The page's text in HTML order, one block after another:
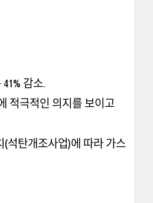
감소.
적극적인 의지를 보이고
석탄개조사업)에 따라 가스